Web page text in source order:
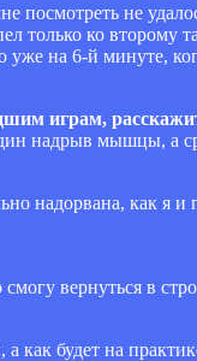
посмотреть не
только ко второму
на 6-й минуте,
играм,
надрыв мышцы, а
надорвана, как я
вернуться в
будет на